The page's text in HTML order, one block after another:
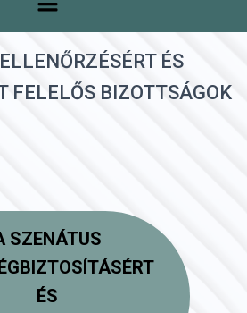
ÉS
FELELŐS BIZOTTSÁGOK
SZENÁTUS
ÉS